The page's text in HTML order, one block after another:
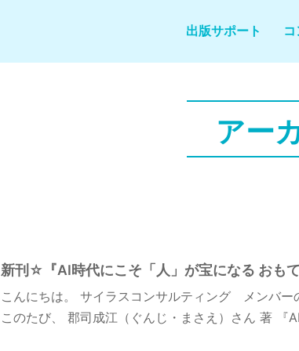
出版サポート
アー
新刊☆『AI時代にこそ「人」が宝になる おも
こんにちは。 サイラスコンサルティング メンバー
このたび、 郡司成江（ぐんじ・まさえ）さん 著 『